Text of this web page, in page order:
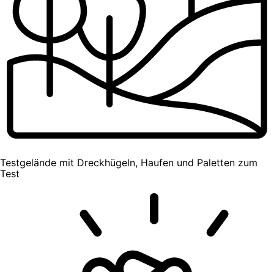
Testgelände mit Dreckhügeln, Haufen und Paletten zum
Test​